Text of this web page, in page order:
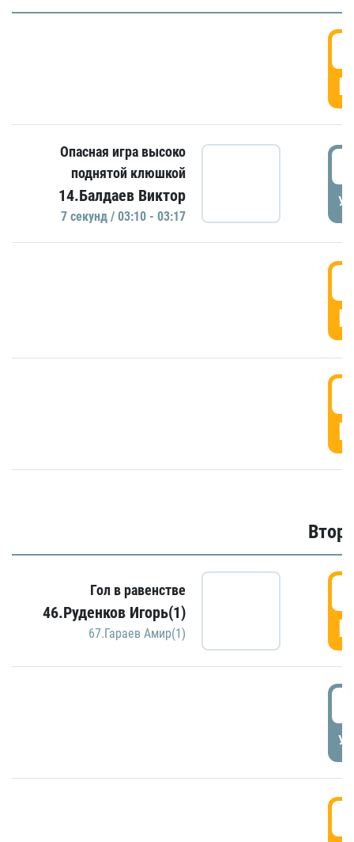
Опасная игра высоко
поднятой клюшкой
14.Балдаев Виктор
7 секунд / 03:10 - 03:17
Гол в равенстве
46.Руденков Игорь(1)
67.Гараев Амир(1)